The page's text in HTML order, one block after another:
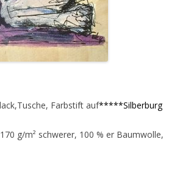
Farbstift auf*****Silberburg
g/m² schwerer, 100 % er Baumwolle,